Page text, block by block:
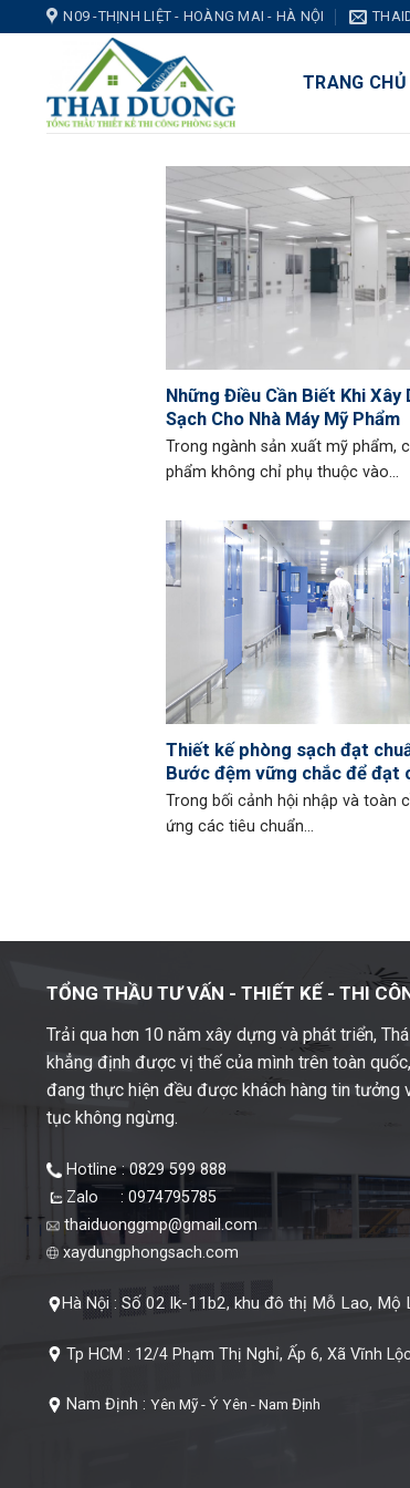
N09 -THỊNH LIỆT - HOÀNG MAI - HÀ NỘI
TRANG CHỦ
Những Điều Cần Biết Khi Xây
Sạch Cho Nhà Máy Mỹ Phẩm
Trong ngành sản xuất mỹ phẩm,
phẩm không chỉ phụ thuộc vào...
Thiết kế phòng sạch đạt
Bước đệm vững chắc để đạt
quốc tế
Trong bối cảnh hội nhập và toàn
ứng các tiêu chuẩn...
TỔNG THẦU TƯ VẤN - THIẾT KẾ - THI
Trải qua hơn 10 năm xây dựng và phát triển,
khẳng định được vị thế của mình trên toàn
đang thực hiện đều được khách hàng tin tưởng
tục không ngừng.
Hotline : 0829 599 888
Zalo : 0974795785
thaiduonggmp@gmail.com
xaydungphongsach.com
Hà Nội :Số 02 lk-11b2, khu đô thị Mỗ Lao, Mộ
Tp HCM : 12/4 Phạm Thị Nghỉ, Ấp 6, Xã Vĩnh
Nam Định : Yên Mỹ - Ý Yên - Nam Định